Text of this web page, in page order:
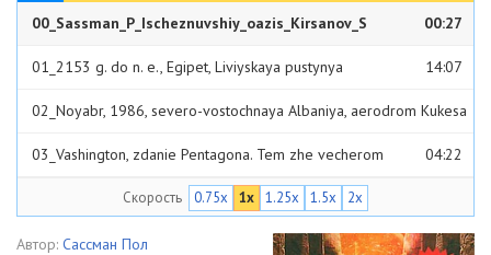
00_Sassman_P_Ischeznuvshiy_oazis_Kirsanov_S 00:27
01_2153 g. do n. e., Egipet, Liviyskaya pustynya 14:07
02_Noyabr, 1986, severo-vostochnaya Albaniya, aerodrom Kukesa
18:47
03_Vashington, zdanie Pentagona. Tem zhe vecherom 04:22
04_Parizh. Chetyre mesyatsa spustya
05_Liviyskaya pustynya, mezhdu Gilf-el-Kebirom i Dahloy Nashi dni
Скорость 0.75x 1x 1.25x 1.5x 2x
Автор: Сассман Пол